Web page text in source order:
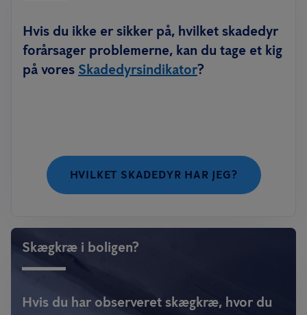
Hvis du ikke er sikker på, hvilket skadedyr
forårsager problemerne, kan du tage et kig
på vores Skadedyrsindikator?
HVILKET SKADEDYR HAR JEG?
Skægkræ i boligen?
Hvis du har observeret skægkræ, hvor du